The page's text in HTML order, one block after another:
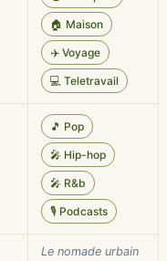
🏠 Maison
✈️ Voyage
💻 Teletravail
🎵 Pop
🎤 Hip-hop
🎤 R&b
🎙️ Podcasts
Le nomade urbain